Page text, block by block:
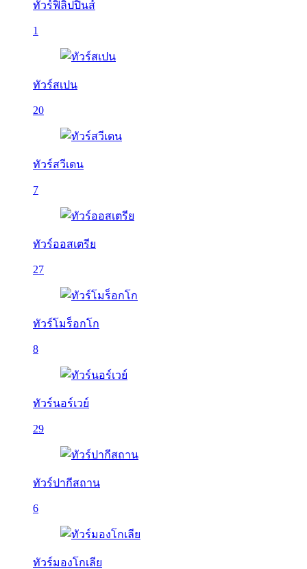
ทัวร์ฟิลิปปินส์
1
ทัวร์สเปน
20
ทัวร์สวีเดน
7
ทัวร์ออสเตรีย
27
ทัวร์โมร็อกโก
8
ทัวร์นอร์เวย์
29
ทัวร์ปากีสถาน
6
ทัวร์มองโกเลีย